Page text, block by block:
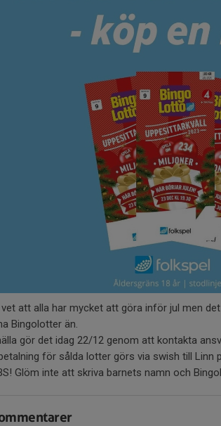
att alla har mycket att göra inför jul men
Bingolotter än.
gör det idag 22/12 genom att kontakta
för sålda lotter görs via swish till Linn
Glöm inte att skriva barnets namn och